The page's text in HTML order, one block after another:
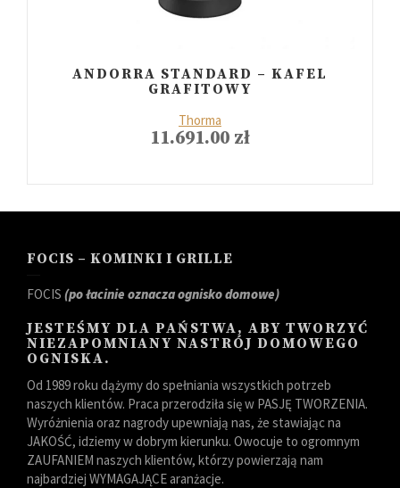
ANDORRA STANDARD – KAFEL
GRAFITOWY
Thorma
11.691.00 zł
FOCIS – KOMINKI I GRILLE
FOCIS (po łacinie oznacza ognisko domowe)
JESTEŚMY DLA PAŃSTWA, ABY TWORZYĆ
NIEZAPOMNIANY NASTRÓJ DOMOWEGO
OGNISKA.
Od 1989 roku dążymy do spełniania wszystkich potrzeb
naszych klientów. Praca przerodziła się w PASJĘ TWORZENIA.
Wyróżnienia oraz nagrody upewniają nas, że stawiając na
JAKOŚĆ, idziemy w dobrym kierunku. Owocuje to ogromnym
ZAUFANIEM naszych klientów, którzy powierzają nam
najbardziej WYMAGAJĄCE aranżacje.